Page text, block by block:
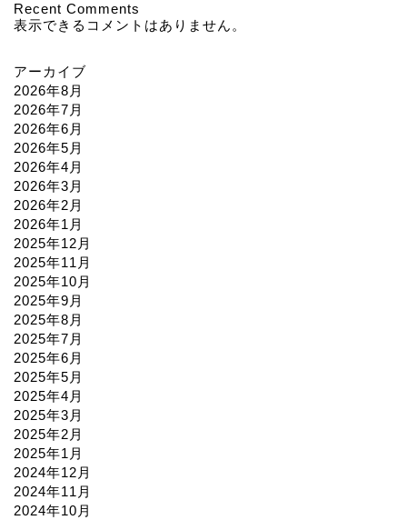
Recent Comments
表示できるコメントはありません。
アーカイブ
2026年8月
2026年7月
2026年6月
2026年5月
2026年4月
2026年3月
2026年2月
2026年1月
2025年12月
2025年11月
2025年10月
2025年9月
2025年8月
2025年7月
2025年6月
2025年5月
2025年4月
2025年3月
2025年2月
2025年1月
2024年12月
2024年11月
2024年10月